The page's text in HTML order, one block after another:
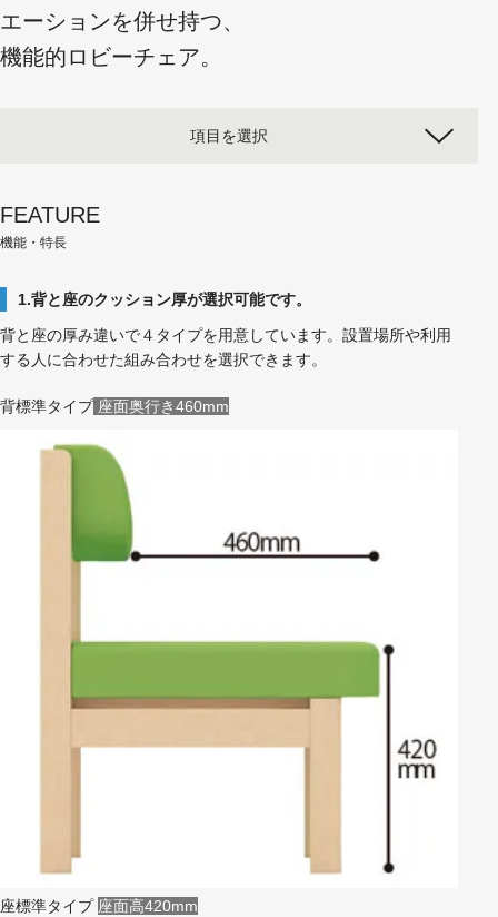
エーションを併せ持つ、
機能的ロビーチェア。
項目を選択
FEATURE
機能・特長
1.背と座のクッション厚が選択可能です。
背と座の厚み違いで４タイプを用意しています。設置場所や利用
する人に合わせた組み合わせを選択できます。
背標準タイプ 座面奥行き460mm
座標準タイプ 座面高420mm